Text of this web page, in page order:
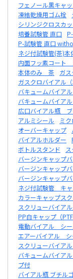
フェノール黒キャ
凍結乾燥用ゴム栓
シリンジクロスカ
培養試験管 直口
P-試験管 直口
ネジ付試験管(茶)本
内面フッ素コート
本体のみ 茶
ガ
ガスクロバイアル
バキュームバイア
バキュームバイア
広口バイアル瓶 ブ
アルミシール
ミ
オーバーキャップ
バイアルホルダー
ボトルスタンド
バージンキャップ
バージンキャップ
バージンキャップ
ネジ付試験管 キ
カラーキャップス
スクリューバイア
PP白キャップ（
電動バイアル シー
エアーバイアル シ
スクリューバイア
バキュームバイア
プ付
バイアル瓶 ブチル